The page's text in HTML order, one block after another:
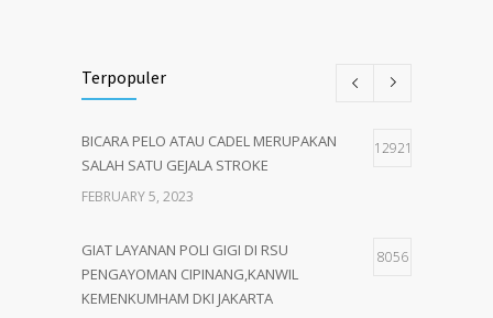
Terpopuler
BICARA PELO ATAU CADEL MERUPAKAN
SALAH SATU GEJALA STROKE
12921
FEBRUARY 5, 2023
GIAT LAYANAN POLI GIGI DI RSU
PENGAYOMAN CIPINANG,KANWIL
KEMENKUMHAM DKI JAKARTA
8056